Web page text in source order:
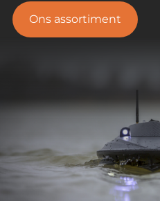
Ons assortiment